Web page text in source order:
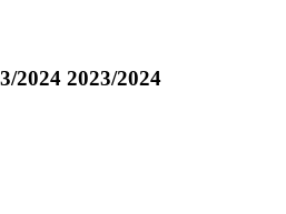
2024 2023/2024